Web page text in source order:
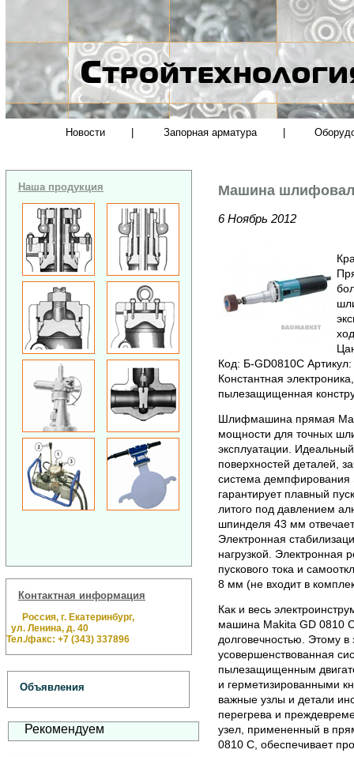
Новости Запорная арматура
Наша продукция
Контактная информация
Россия, г. Екатеринбург,
ул. Ленина, д. 40
Тел./факс: +7 (343) 337896
Объявления
Рекомендуем
Машина
6 Ноябрь 2012
Код: Б-GD0810C
Константная
пылезащищенная
Шлифмашина прямая
мощности для точных
эксплуатации.
поверхностей деталей,
система демпфирования
гарантирует плавный
литого под давлением
шпинделя 43 мм
Электронная
нагрузкой. Электронная
пускового тока и
8 мм (не входит в
Как и весь
машина Makita GD 0810
долговечностью. Этому в
усовершенствованная
пылезащищенным
и герметизированными
важные узлы и детали
перегрева и
узел, примененный в
0810 C, обеспечивает